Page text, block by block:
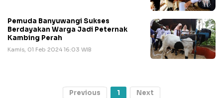
Pemuda Banyuwangi Sukses
Berdayakan Warga Jadi Peternak
Kambing Perah
Kamis, 01 Feb 2024 16:03 WIB
Previous 1 Next